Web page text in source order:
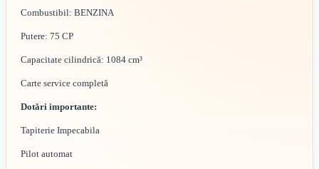
Combustibil: BENZINA
Putere: 75 CP
Capacitate cilindrică: 1084 cm³
Carte service completă
Dotări importante:
Tapiterie Impecabila
Pilot automat